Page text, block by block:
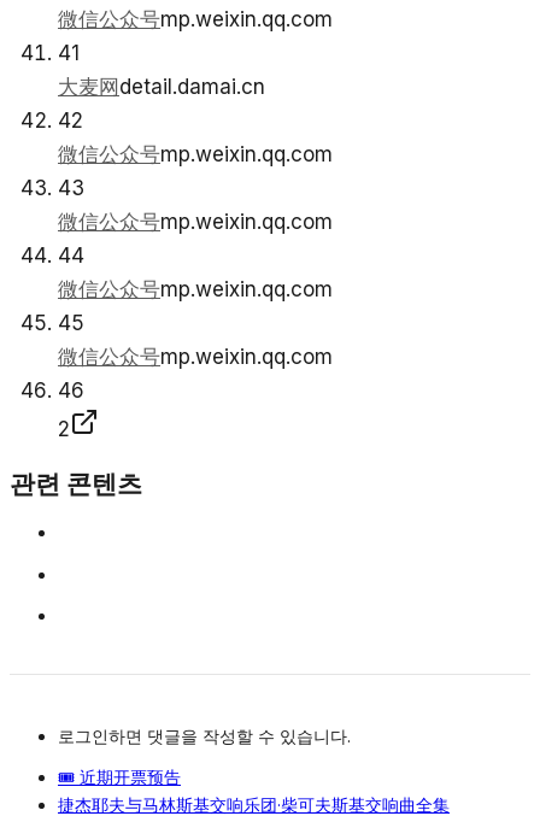
微信公众号mp.weixin.qq.com
41
大麦网 detail.damai.cn
42
微信公众号mp.weixin.qq.com
43
微信公众号mp.weixin.qq.com
44
微信公众号mp.weixin.qq.com
45
微信公众号mp.weixin.qq.com
46
2
관련 콘텐츠
로그인하면 댓글을 작성할 수 있습니다.
🎟️ 近期开票预告
捷杰耶夫与马林斯基交响乐团·柴可夫斯基交响曲全集